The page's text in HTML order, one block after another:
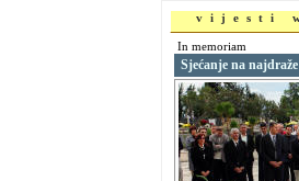
vijesti
In memoriam
Sjećanje na najdraže